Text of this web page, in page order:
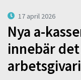
17 april 2026
Nya a-
innebär